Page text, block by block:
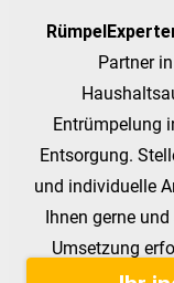
Partner
Entrümpelung
Entsorgung.
und individuelle
Ihnen gerne
Umsetzung